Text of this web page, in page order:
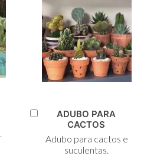
Adicionar
Carrinho
ADUBO PARA
CACTOS
Adubo para cactos e
suculentas.